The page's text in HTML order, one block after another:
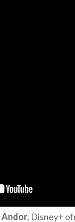
Andor, Disney+